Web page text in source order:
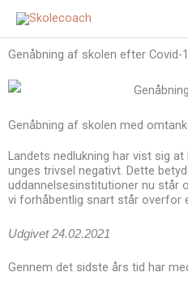
indholdet
Genåbning af skolen efter Covid-
Genåbning af skolen med
Landets nedlukning har vist sig
unges trivsel negativt. Dette
uddannelsesinstitutioner nu står
vi forhåbentlig snart står overfor
Udgivet 24.02.2021
Gennem det sidste års tid har